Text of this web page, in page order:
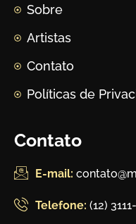
Sobre
Artistas
Contato
Políticas de
Contato
E-mail:
Telefone: (12)